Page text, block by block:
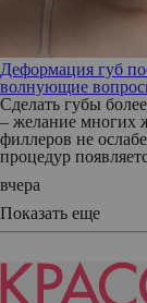
Деформация губ
волнующие
Сделать губы
– желание многих
филлеров не
процедур
вчера
Показать еще